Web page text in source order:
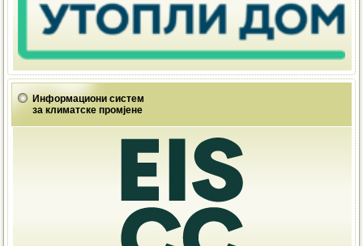
Информациони систем
за климатске промјене